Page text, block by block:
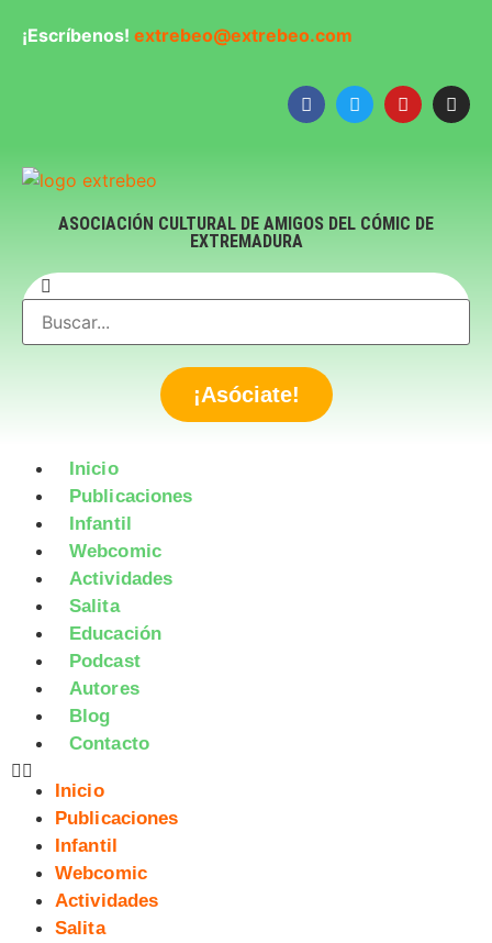
¡Escríbenos! extrebeo@extrebeo.com
ASOCIACIÓN CULTURAL DE AMIGOS DEL CÓMIC DE
EXTREMADURA
¡Asóciate!
Inicio
Publicaciones
Infantil
Webcomic
Actividades
Salita
Educación
Podcast
Autores
Blog
Contacto
Inicio
Publicaciones
Infantil
Webcomic
Actividades
Salita